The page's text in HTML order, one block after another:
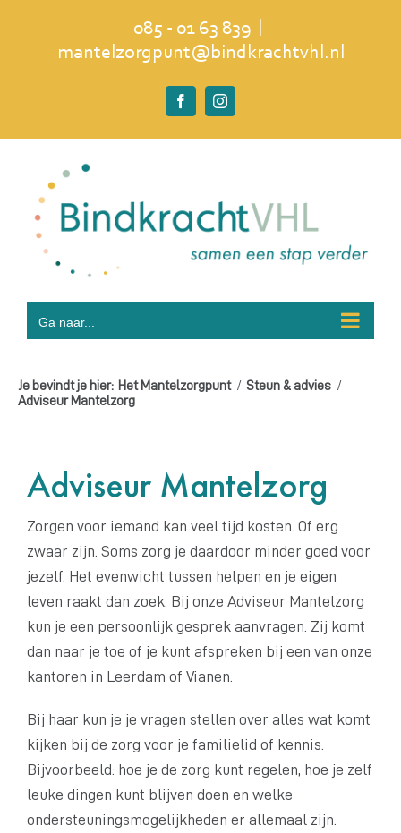
085 - 01 63 839
mantelzorgpunt@bindkrachtvhl.nl
FacebookInstagram
Ga naar...
Je bevindt je hier: Het Mantelzorgpunt
Steun & advies
Adviseur Mantelzorg
Adviseur Mantelzorg
Zorgen voor iemand kan veel tijd kosten. Of erg
zwaar zijn. Soms zorg je daardoor minder goed voor
jezelf. Het evenwicht tussen helpen en je eigen
leven raakt dan zoek. Bij onze Adviseur Mantelzorg
kun je een persoonlijk gesprek aanvragen. Zij komt
dan naar je toe of je kunt afspreken bij een van onze
kantoren in Leerdam of Vianen.
Bij haar kun je je vragen stellen over alles wat komt
kijken bij de zorg voor je familielid of kennis.
Bijvoorbeeld: hoe je de zorg kunt regelen, hoe je zelf
leuke dingen kunt blijven doen en welke
ondersteuningsmogelijkheden er allemaal zijn.